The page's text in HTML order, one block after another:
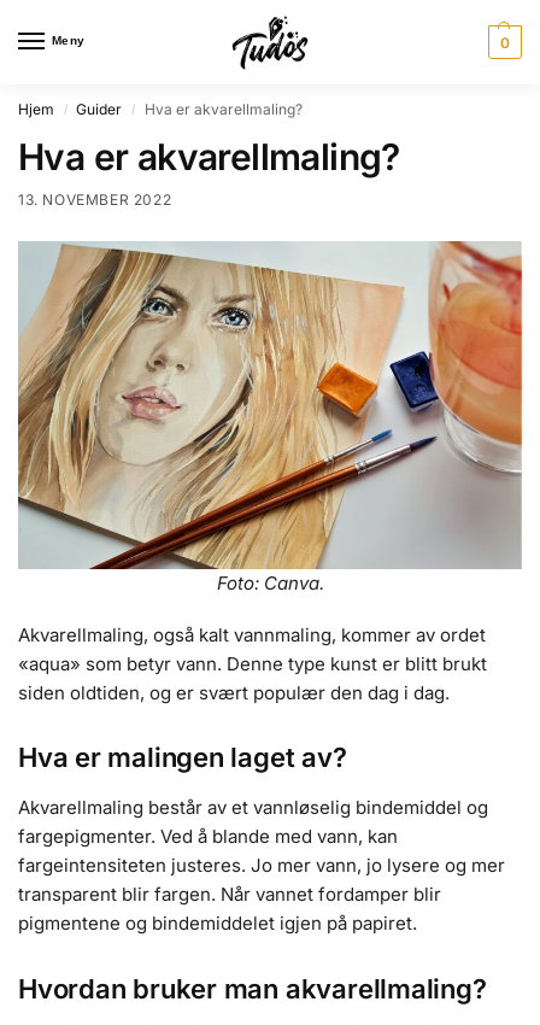
Meny 0
Hjem / Guider / Hva er akvarellmaling?
Hva er akvarellmaling?
13. NOVEMBER 2022
Foto: Canva.
Akvarellmaling, også kalt vannmaling, kommer av ordet
«aqua» som betyr vann. Denne type kunst er blitt brukt
siden oldtiden, og er svært populær den dag i dag.
Hva er malingen laget av?
Akvarellmaling består av et vannløselig bindemiddel og
fargepigmenter. Ved å blande med vann, kan
fargeintensiteten justeres. Jo mer vann, jo lysere og mer
transparent blir fargen. Når vannet fordamper blir
pigmentene og bindemiddelet igjen på papiret.
Hvordan bruker man akvarellmaling?